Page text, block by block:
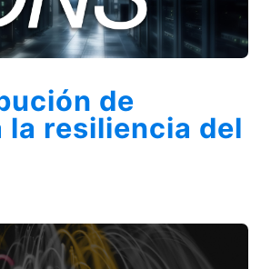
de
la resiliencia del